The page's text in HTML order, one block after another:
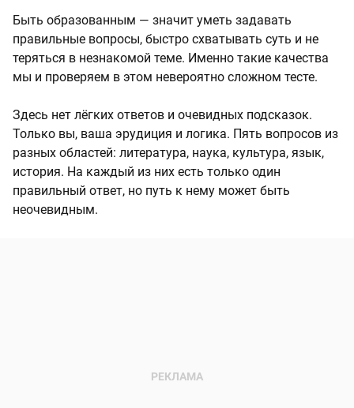
Быть образованным — значит уметь задавать
правильные вопросы, быстро схватывать суть и не
теряться в незнакомой теме. Именно такие качества
мы и проверяем в этом невероятно сложном тесте.
Здесь нет лёгких ответов и очевидных подсказок.
Только вы, ваша эрудиция и логика. Пять вопросов из
разных областей: литература, наука, культура, язык,
история. На каждый из них есть только один
правильный ответ, но путь к нему может быть
неочевидным.